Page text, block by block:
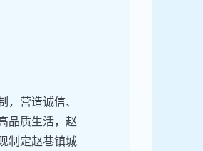
营造诚信、
品质生活，赵
制定赵巷镇城